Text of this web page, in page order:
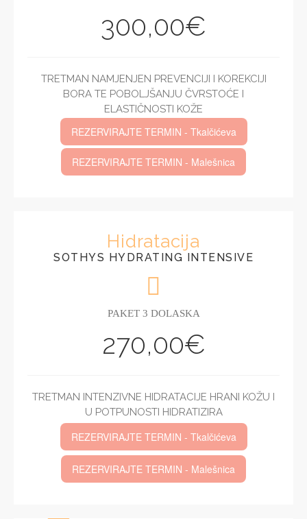
300,00€
TRETMAN NAMJENJEN PREVENCIJI I KOREKCIJI
BORA TE POBOLJŠANJU ČVRSTOĆE I
ELASTIČNOSTI KOŽE
REZERVIRAJTE TERMIN - Tkalčićeva
REZERVIRAJTE TERMIN - Malešnica
Hidratacija
SOTHYS HYDRATING INTENSIVE
PAKET 3 DOLASKA
270,00€
TRETMAN INTENZIVNE HIDRATACIJE HRANI KOŽU I
U POTPUNOSTI HIDRATIZIRA
REZERVIRAJTE TERMIN - Tkalčićeva
REZERVIRAJTE TERMIN - Malešnica